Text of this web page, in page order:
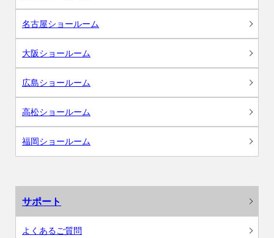
名古屋ショールーム
大阪ショールーム
広島ショールーム
高松ショールーム
福岡ショールーム
サポート
よくあるご質問